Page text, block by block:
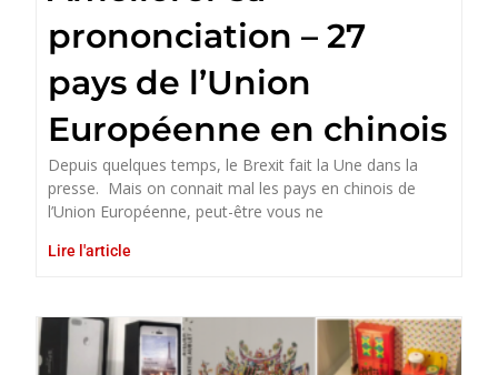
prononciation – 27
pays de l’Union
Européenne en chinois
Depuis quelques temps, le Brexit fait la Une dans la
presse. Mais on connait mal les pays en chinois de
l’Union Européenne, peut-être vous ne
Lire l'article